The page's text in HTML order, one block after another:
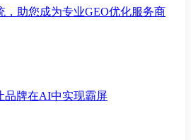
，助您成为专业GEO优化服务商
品牌在AI中实现霸屏